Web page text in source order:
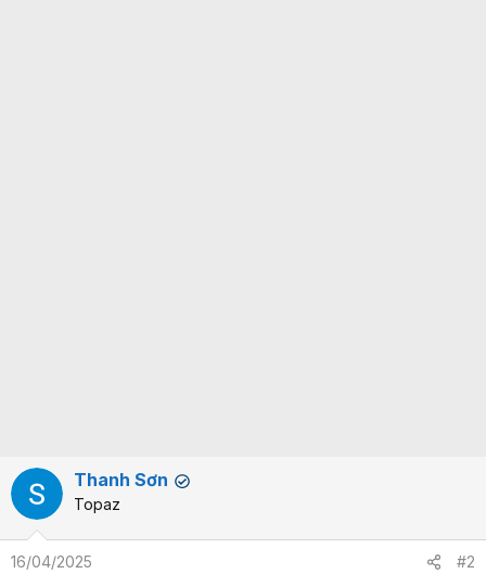
Thanh Sơn ✔
Topaz
16/04/2025 #2